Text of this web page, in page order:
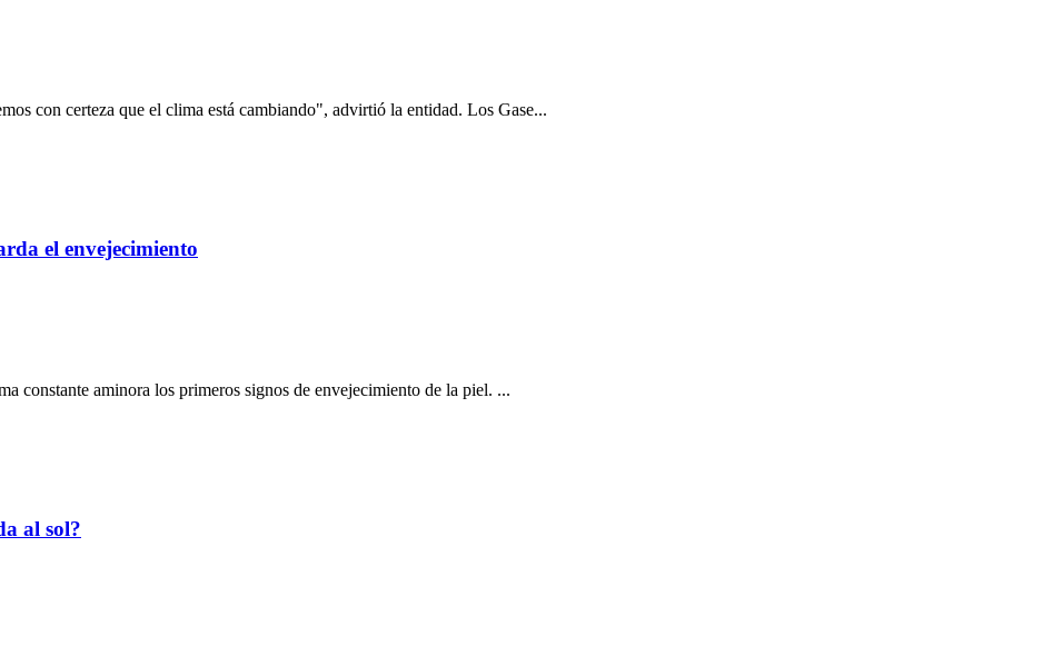
con certeza que el clima está cambiando", advirtió la entidad. Los Gase...
el envejecimiento
constante aminora los primeros signos de envejecimiento de la piel. ...
al sol?